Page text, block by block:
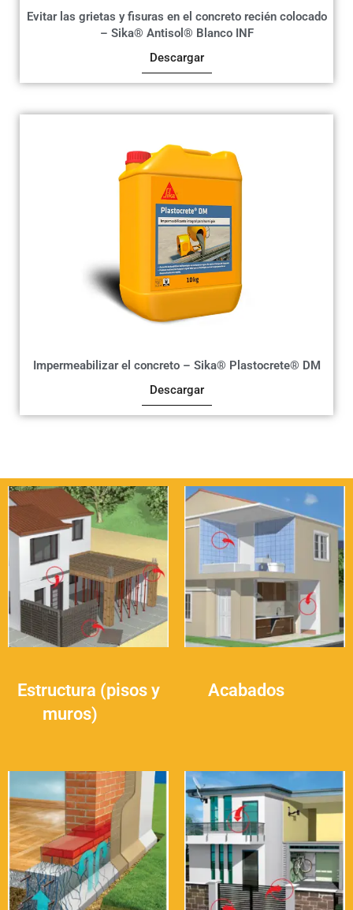
Evitar las grietas y fisuras en el concreto recién colocado
– Sika® Antisol® Blanco INF
Descargar
Impermeabilizar el concreto – Sika® Plastocrete® DM
Descargar
Estructura (pisos y
muros)
Acabados